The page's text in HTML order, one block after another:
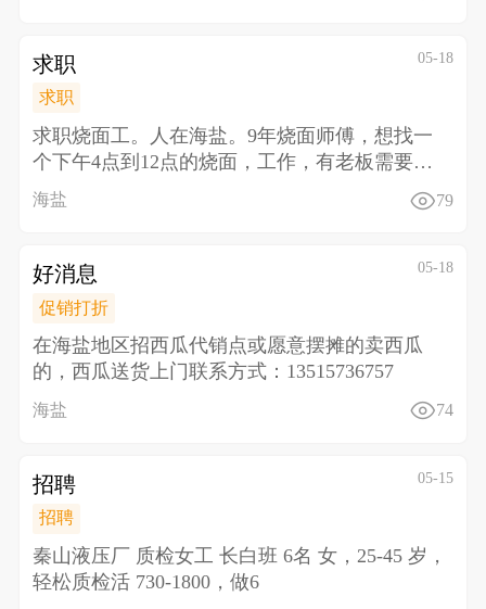
求职 05-18
求职
求职烧面工。人在海盐。9年烧面师傅，想找一
个下午4点到12点的烧面，工作，有老板需要
的，请联系，18
海盐 79
好消息 05-18
促销打折
在海盐地区招西瓜代销点或愿意摆摊的卖西瓜
的，西瓜送货上门联系方式：13515736757
海盐 74
招聘 05-15
招聘
秦山液压厂 质检女工 长白班 6名 女，25-45 岁，
轻松质检活 730-1800，做6